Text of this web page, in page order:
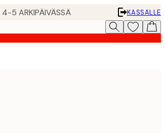
4-5 ARKIPÄIVÄSSÄ
KASSALLE